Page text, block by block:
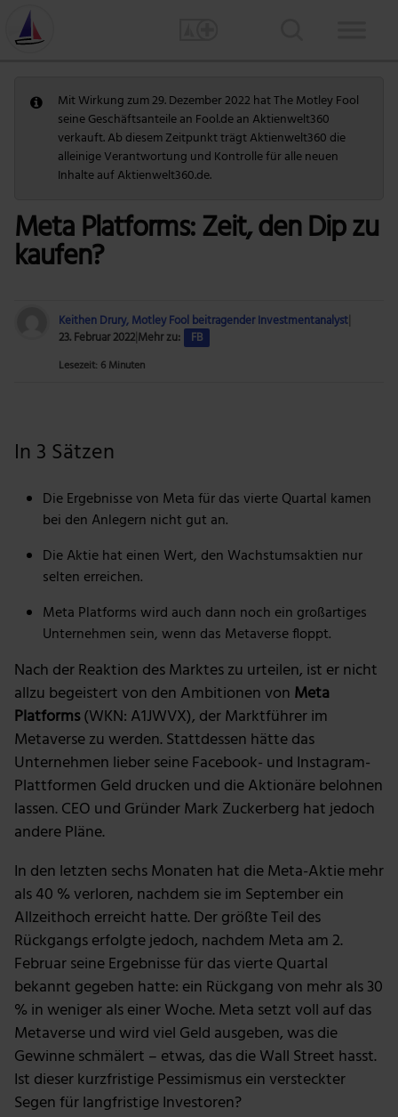
Mit Wirkung zum 29. Dezember 2022 hat The Motley Fool
seine Geschäftsanteile an Fool.de an Aktienwelt360
verkauft. Ab diesem Zeitpunkt trägt Aktienwelt360 die
alleinige Verantwortung und Kontrolle für alle neuen
Inhalte auf Aktienwelt360.de.
Meta Platforms: Zeit, den Dip zu
kaufen?
Keithen Drury, Motley Fool beitragender Investmentanalyst
23. Februar 2022Mehr zu: FB
Lesezeit: 6 Minuten
In 3 Sätzen
Die Ergebnisse von Meta für das vierte Quartal kamen
bei den Anlegern nicht gut an.
Die Aktie hat einen Wert, den Wachstumsaktien nur
selten erreichen.
Meta Platforms wird auch dann noch ein großartiges
Unternehmen sein, wenn das Metaverse floppt.
Nach der Reaktion des Marktes zu urteilen, ist er nicht
allzu begeistert von den Ambitionen von Meta
Platforms(WKN: A1JWVX), der Marktführer im
Metaverse zu werden. Stattdessen hätte das
Unternehmen lieber seine Facebook- und Instagram-
Plattformen Geld drucken und die Aktionäre belohnen
lassen. CEO und Gründer Mark Zuckerberg hat jedoch
andere Pläne.
In den letzten sechs Monaten hat die Meta-Aktie mehr
als 40 % verloren, nachdem sie im September ein
Allzeithoch erreicht hatte. Der größte Teil des
Rückgangs erfolgte jedoch, nachdem Meta am 2.
Februar seine Ergebnisse für das vierte Quartal
bekannt gegeben hatte: ein Rückgang von mehr als 30
% in weniger als einer Woche. Meta setzt voll auf das
Metaverse und wird viel Geld ausgeben, was die
Gewinne schmälert – etwas, das die Wall Street hasst.
Ist dieser kurzfristige Pessimismus ein versteckter
Segen für langfristige Investoren?